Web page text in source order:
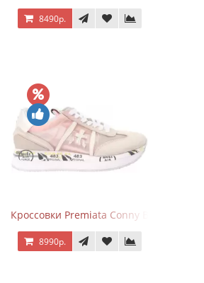
8490р.
Кроссовки Premiata Conny Beige Pink
8990р.